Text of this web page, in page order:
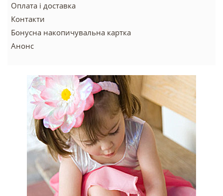
Оплата і доставка
Контакти
Бонусна накопичувальна картка
Анонс